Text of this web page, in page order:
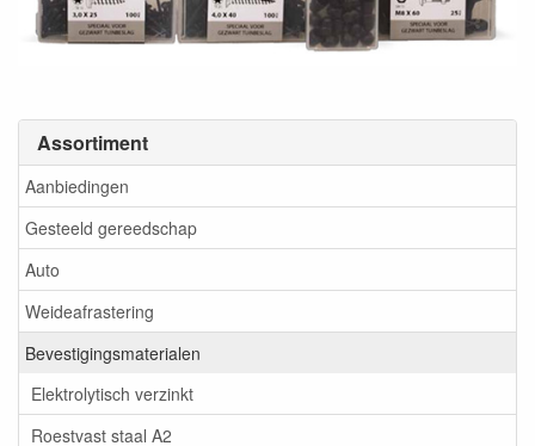
Assortiment
Aanbiedingen
Gesteeld gereedschap
Auto
Weideafrastering
Bevestigingsmaterialen
Elektrolytisch verzinkt
Roestvast staal A2